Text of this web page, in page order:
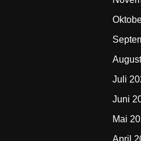
Juli
Juni
Mai
April